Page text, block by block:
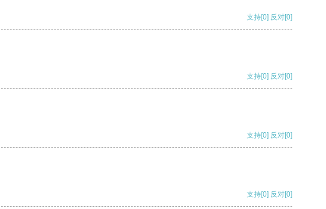
支持[0] 反对[0]
支持[0] 反对[0]
支持[0] 反对[0]
支持[0] 反对[0]